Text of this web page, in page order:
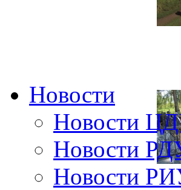
Новости
Новости
Новости
Новости